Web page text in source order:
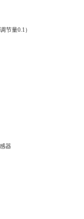
节量0.1）
器